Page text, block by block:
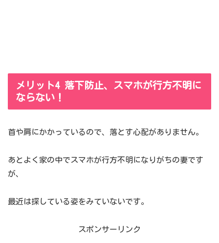
メリット4 落下防止、スマホが行方不明に
ならない！
首や肩にかかっているので、落とす心配がありません。
あとよく家の中でスマホが行方不明になりがちの妻です
が、
最近は探している姿をみていないです。
スポンサーリンク